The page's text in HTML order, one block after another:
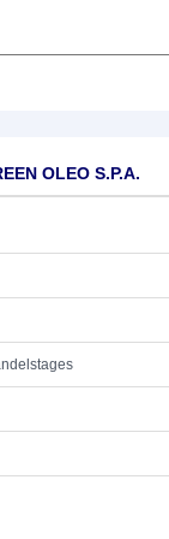
OLEO S.P.A.